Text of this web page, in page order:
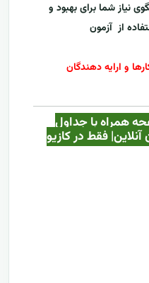
نیاز شما برای بهبود و
از آزمون
و ارایه دهندگان
بی مانند در 37 صفحه همراه با جداول
فقط در کازيو